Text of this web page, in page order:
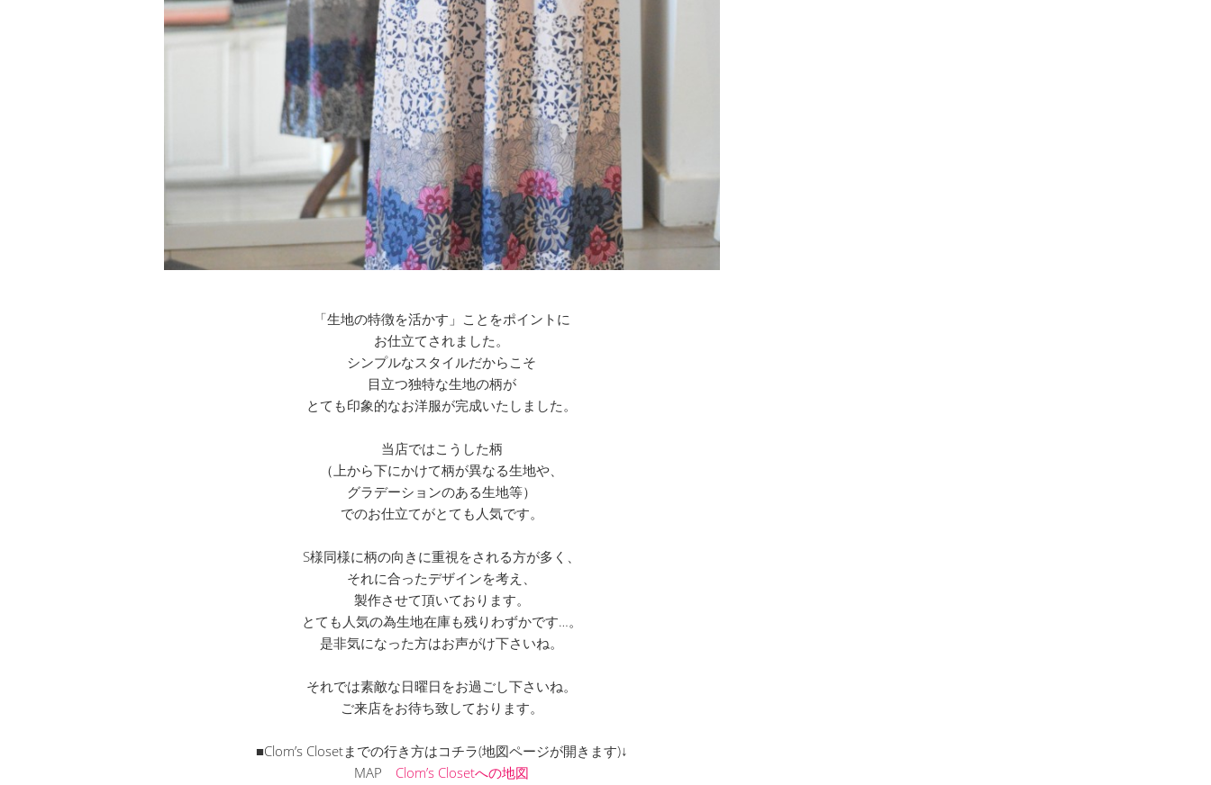
「生地の特徴を活かす」ことをポイントに
お仕立てされました。
シンプルなスタイルだからこそ
目立つ独特な生地の柄が
とても印象的なお洋服が完成いたしました。
当店ではこうした柄
（上から下にかけて柄が異なる生地や、
グラデーションのある生地等）
でのお仕立てがとても人気です。
S様同様に柄の向きに重視をされる方が多く、
それに合ったデザインを考え、
製作させて頂いております。
とても人気の為生地在庫も残りわずかです…。
是非気になった方はお声がけ下さいね。
それでは素敵な日曜日をお過ごし下さいね。
ご来店をお待ち致しております。
■Clom’s Closetまでの行き方はコチラ(地図ページが開きます)↓
MAP Clom’s Closetへの地図